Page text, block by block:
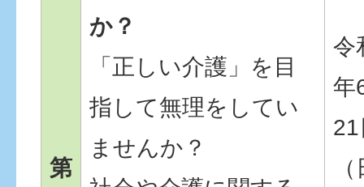
第
か？
「正しい介護」を目
指して無理をしてい
ませんか？
令
年
21